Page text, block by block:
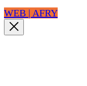
WEB | AFRY